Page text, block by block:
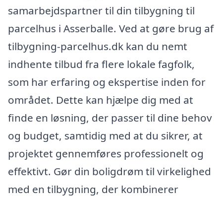
samarbejdspartner til din tilbygning til
parcelhus i Asserballe. Ved at gøre brug af
tilbygning-parcelhus.dk kan du nemt
indhente tilbud fra flere lokale fagfolk,
som har erfaring og ekspertise inden for
området. Dette kan hjælpe dig med at
finde en løsning, der passer til dine behov
og budget, samtidig med at du sikrer, at
projektet gennemføres professionelt og
effektivt. Gør din boligdrøm til virkelighed
med en tilbygning, der kombinerer